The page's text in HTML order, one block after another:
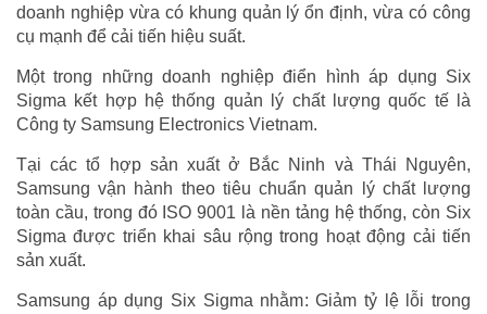
doanh nghiệp vừa có khung quản lý ổn định, vừa có công
cụ mạnh để cải tiến hiệu suất.
Một trong những doanh nghiệp điển hình áp dụng Six
Sigma kết hợp hệ thống quản lý chất lượng quốc tế là
Công ty Samsung Electronics Vietnam.
Tại các tổ hợp sản xuất ở Bắc Ninh và Thái Nguyên,
Samsung vận hành theo tiêu chuẩn quản lý chất lượng
toàn cầu, trong đó ISO 9001 là nền tảng hệ thống, còn Six
Sigma được triển khai sâu rộng trong hoạt động cải tiến
sản xuất.
Samsung áp dụng Six Sigma nhằm: Giảm tỷ lệ lỗi trong